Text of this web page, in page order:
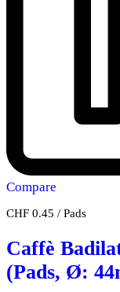
Compare
CHF 0.45 / Pads
Caffè
(Pads, Ø: